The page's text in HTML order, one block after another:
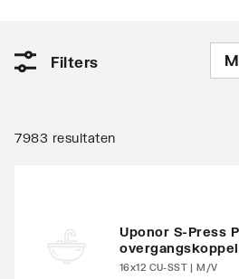
Filters
7983 resultaten
Uponor S-Press
16x12 CU-SST | M/V